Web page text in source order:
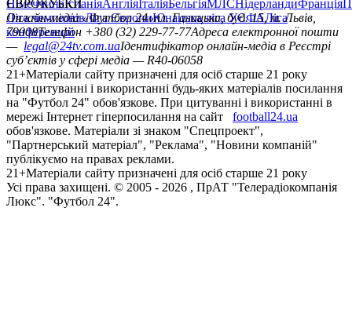
НімеччинаІспаніяАнглія ІталіяБельгіяМЛС НідерландиФранція
ЄВРОКУБКИ
Ліга чемпіонівЛіга ЄвропиЮнацька ліга УЄФАЛіга
конференцій
Онлайн-медіа «Футбол 24»пл. Галицька, буд. 15, м. Львів,
79008Телефон +380 (32) 229-77-77Адреса електронної пошти
— legal@24tv.com.uaІдентифікатор онлайн-медіа в Реєстрі
суб’єктів у сфері медіа — R40-06058
21+Матеріали сайту призначені для осіб старше 21 року
При цитуванні і використанні будь-яких матеріалів посилання
на "Футбол 24" обов'язкове. При цитуванні і використанні в
мережі Інтернет гіперпосилання на сайт
football24.ua
обов'язкове. Матеріали зі знаком "Спецпроект",
"Партнерський матеріал", "Реклама", "Новини компаній"
публікуємо на правах реклами.
21+Матеріали сайту призначені для осіб старше 21 року
Усi права захищенi. © 2005 - 2026 , ПрАТ "Телерадіокомпанія
Люкс". "Футбол 24".